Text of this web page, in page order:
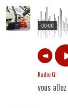
00:00
Radio G!
vous